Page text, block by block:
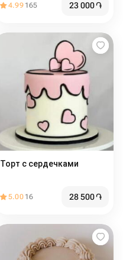
4.99 165 23 000֏
Торт с сердечками
5.00 16 28 500֏